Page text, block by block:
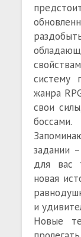
систему
жанра
свои
боссами.
задании
для вас
новая
и
Новые